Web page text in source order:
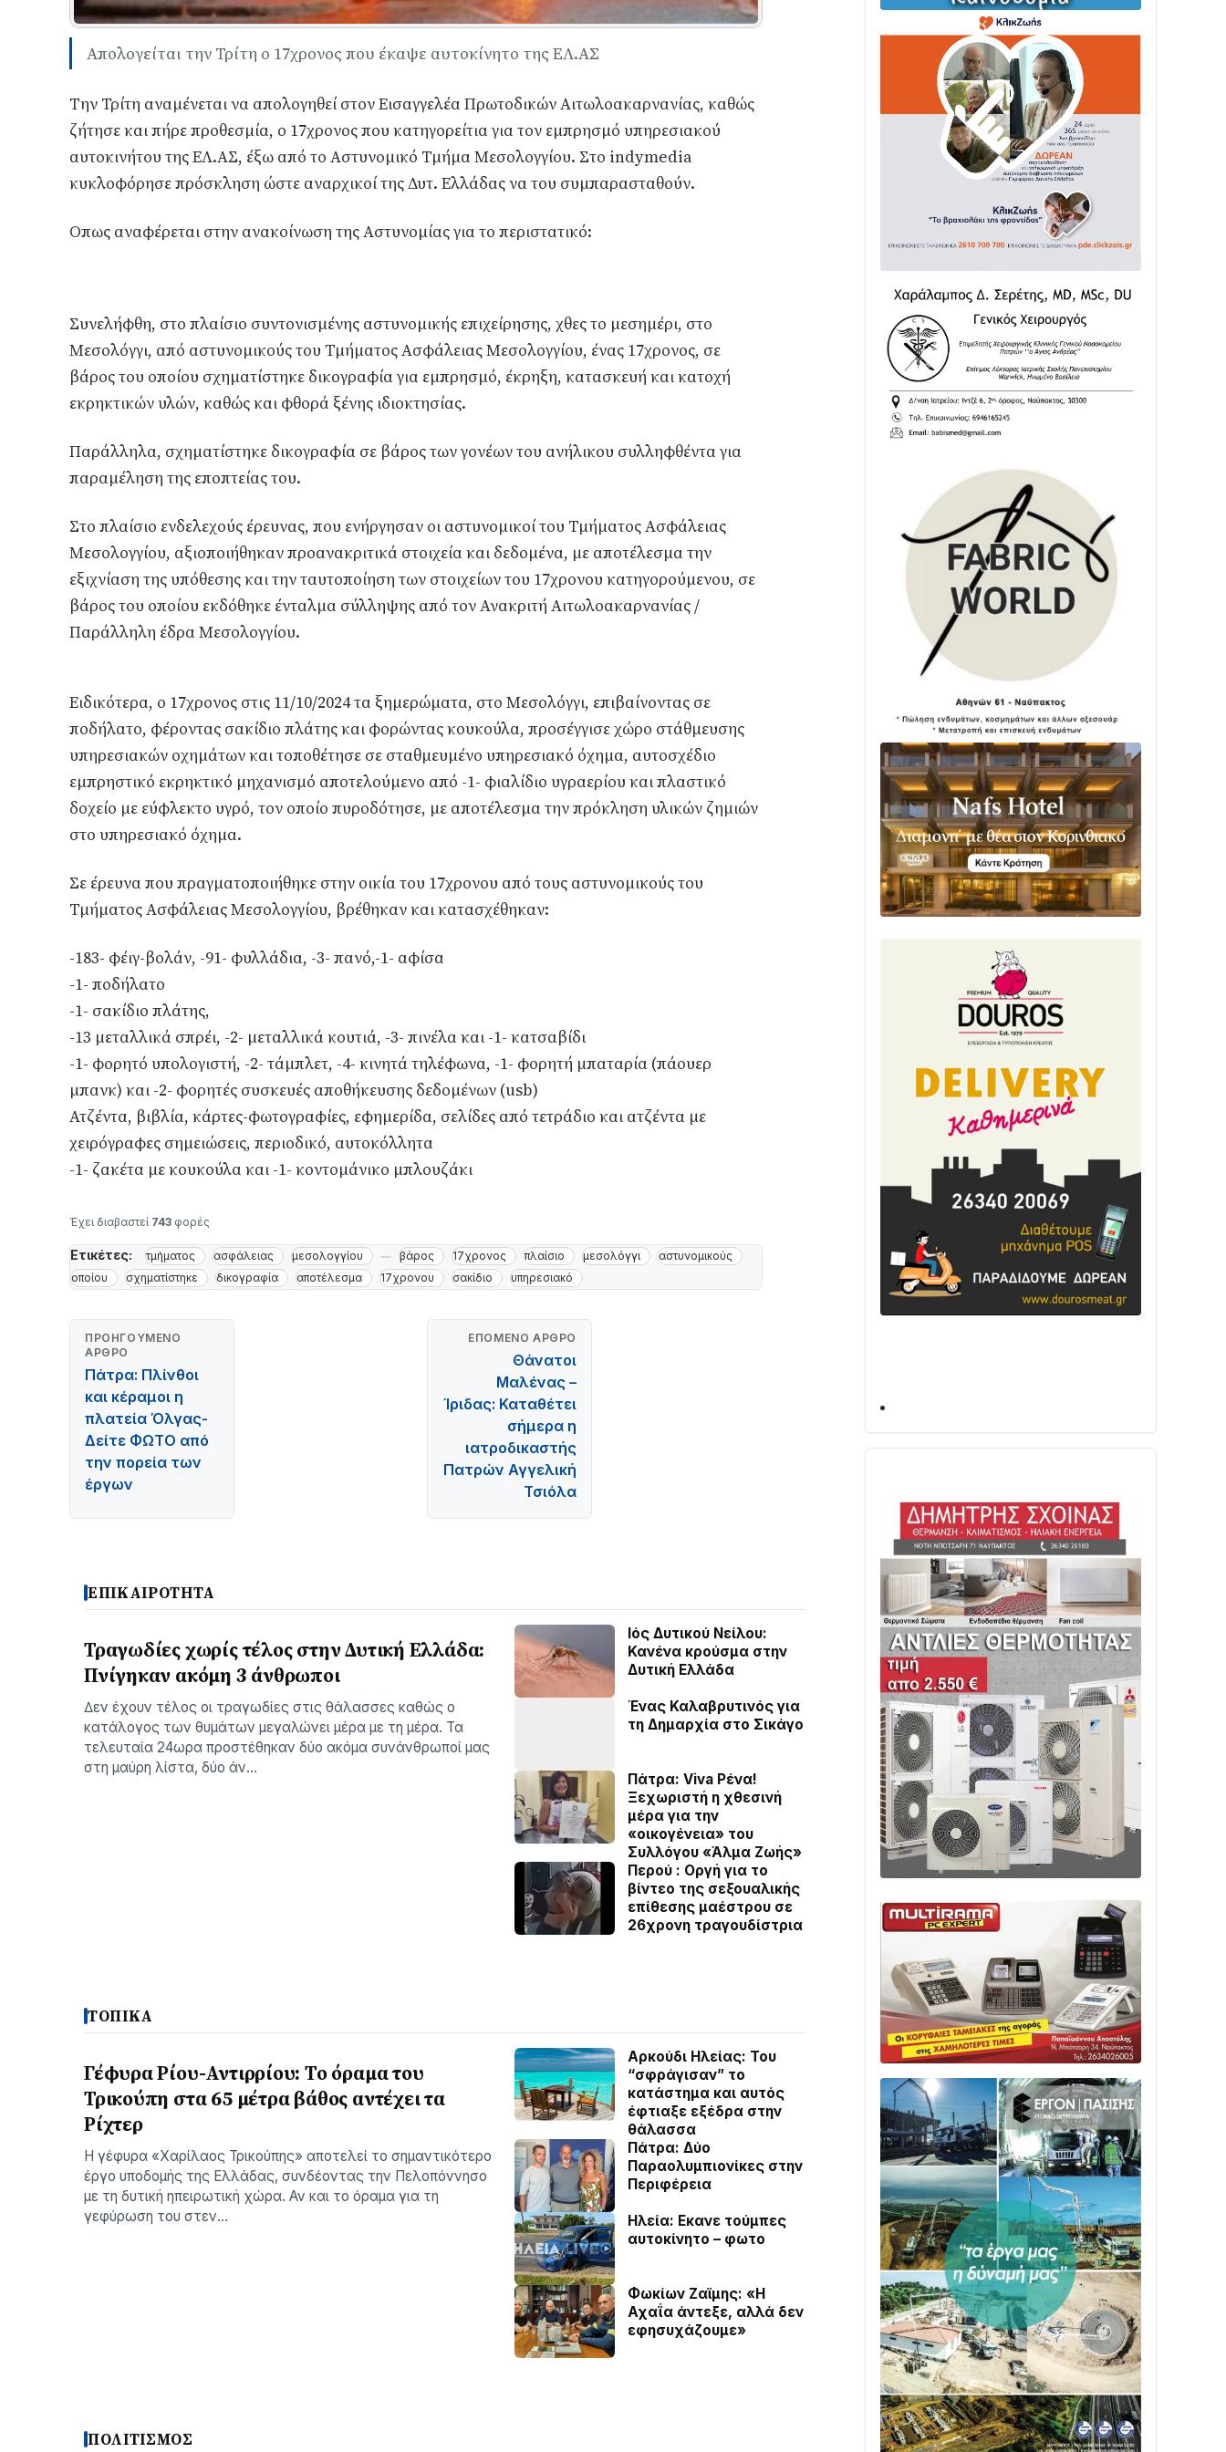
Απολογείται την Τρίτη ο 17χρονος που έκαψε αυτοκίνητο της ΕΛ.ΑΣ
Την Τρίτη αναμένεται να απολογηθεί στον Εισαγγελέα Πρωτοδικών Αιτωλοακαρνανίας, καθώς
ζήτησε και πήρε προθεσμία, ο 17χρονος που κατηγορείτια για τον εμπρησμό υπηρεσιακού
αυτοκινήτου της ΕΛ.ΑΣ, έξω από το Αστυνομικό Τμήμα Μεσολογγίου. Στο indymedia
κυκλοφόρησε πρόσκληση ώστε αναρχικοί της Δυτ. Ελλάδας να του συμπαρασταθούν.
Οπως αναφέρεται στην ανακοίνωση της Αστυνομίας για το περιστατικό:
Συνελήφθη, στο πλαίσιο συντονισμένης αστυνομικής επιχείρησης, χθες το μεσημέρι, στο
Μεσολόγγι, από αστυνομικούς του Τμήματος Ασφάλειας Μεσολογγίου, ένας 17χρονος, σε
βάρος του οποίου σχηματίστηκε δικογραφία για εμπρησμό, έκρηξη, κατασκευή και κατοχή
εκρηκτικών υλών, καθώς και φθορά ξένης ιδιοκτησίας.
Παράλληλα, σχηματίστηκε δικογραφία σε βάρος των γονέων του ανήλικου συλληφθέντα για
παραμέληση της εποπτείας του.
Στο πλαίσιο ενδελεχούς έρευνας, που ενήργησαν οι αστυνομικοί του Τμήματος Ασφάλειας
Μεσολογγίου, αξιοποιήθηκαν προανακριτικά στοιχεία και δεδομένα, με αποτέλεσμα την
εξιχνίαση της υπόθεσης και την ταυτοποίηση των στοιχείων του 17χρονου κατηγορούμενου, σε
βάρος του οποίου εκδόθηκε ένταλμα σύλληψης από τον Ανακριτή Αιτωλοακαρνανίας /
Παράλληλη έδρα Μεσολογγίου.
Ειδικότερα, ο 17χρονος στις 11/10/2024 τα ξημερώματα, στο Μεσολόγγι, επιβαίνοντας σε
ποδήλατο, φέροντας σακίδιο πλάτης και φορώντας κουκούλα, προσέγγισε χώρο στάθμευσης
υπηρεσιακών οχημάτων και τοποθέτησε σε σταθμευμένο υπηρεσιακό όχημα, αυτοσχέδιο
εμπρηστικό εκρηκτικό μηχανισμό αποτελούμενο από -1- φιαλίδιο υγραερίου και πλαστικό
δοχείο με εύφλεκτο υγρό, τον οποίο πυροδότησε, με αποτέλεσμα την πρόκληση υλικών ζημιών
στο υπηρεσιακό όχημα.
Σε έρευνα που πραγματοποιήθηκε στην οικία του 17χρονου από τους αστυνομικούς του
Τμήματος Ασφάλειας Μεσολογγίου, βρέθηκαν και κατασχέθηκαν:
-183- φέιγ-βολάν, -91- φυλλάδια, -3- πανό,-1- αφίσα
-1- ποδήλατο
-1- σακίδιο πλάτης,
-13 μεταλλικά σπρέι, -2- μεταλλικά κουτιά, -3- πινέλα και -1- κατσαβίδι
-1- φορητό υπολογιστή, -2- τάμπλετ, -4- κινητά τηλέφωνα, -1- φορητή μπαταρία (πάουερ
μπανκ) και -2- φορητές συσκευές αποθήκευσης δεδομένων (usb)
Ατζέντα, βιβλία, κάρτες-φωτογραφίες, εφημερίδα, σελίδες από τετράδιο και ατζέντα με
χειρόγραφες σημειώσεις, περιοδικό, αυτοκόλλητα
-1- ζακέτα με κουκούλα και -1- κοντομάνικο μπλουζάκι
Έχει διαβαστεί 743 φορές
Ετικέτες: τμήματος ασφάλειας μεσολογγίου βάρος 17χρονος πλαίσιο μεσολόγγι
αστυνομικούς
οποίου
σχηματίστηκε δικογραφία αποτέλεσμα 17χρονου σακίδιο υπηρεσιακό
ΠΡΟΗΓΟΎΜΕΝΟ
ΆΡΘΡΟ
Πάτρα: Πλίνθοι
και κέραμοι η
πλατεία Όλγας-
Δείτε ΦΩΤΟ από
την πορεία των
έργων
ΕΠΌΜΕΝΟ ΆΡΘΡΟ
Θάνατοι
Μαλένας –
Ίριδας: Καταθέτει
σήμερα η
ιατροδικαστής
Πατρών Αγγελική
Τσιόλα
ΕΠΙΚΑΙΡΟΤΗΤΑ
Τραγωδίες χωρίς τέλος στην Δυτική Ελλάδα:
Πνίγηκαν ακόμη 3 άνθρωποι
∆εν έχουν τέλος οι τραγωδίες στις θάλασσες καθώς ο
κατάλογος των θυµάτων µεγαλώνει µέρα µε τη µέρα. Τα
τελευταία 24ωρα προστέθηκαν δύο ακόµα συνάνθρωποί µας
στη µαύρη λίστα, δύο άν…
Ιός Δυτικού Νείλου:
Κανένα κρούσμα στην
Δυτική Ελλάδα
Ένας Καλαβρυτινός για
τη Δημαρχία στο Σικάγο
Πάτρα: Viva Ρένα!
Ξεχωριστή η χθεσινή
μέρα για την
«οικογένεια» του
Συλλόγου «Άλμα Ζωής»
Περού : Οργή για το
βίντεο της σεξουαλικής
επίθεσης μαέστρου σε
26χρονη τραγουδίστρια
ΤΟΠΙΚΑ
Γέφυρα Ρίου-Αντιρρίου: Το όραμα του
Τρικούπη στα 65 μέτρα βάθος αντέχει τα
Ρίχτερ
Η γέφυρα «Χαρίλαος Τρικούπης» αποτελεί το σημαντικότερο
έργο υποδομής της Ελλάδας, συνδέοντας την Πελοπόννησο
με τη δυτική ηπειρωτική χώρα. Αν και το όραμα για τη
γεφύρωση του στεν…
Αρκούδι Ηλείας: Του
“σφράγισαν” το
κατάστημα και αυτός
έφτιαξε εξέδρα στην
θάλασσα
Πάτρα: Δύο
Παραολυμπιονίκες στην
Περιφέρεια
Ηλεία: Εκανε τούμπες
αυτοκίνητο – φωτο
Φωκίων Ζαϊμης: «Η
Αχαΐα άντεξε, αλλά δεν
εφησυχάζουµε»
ΠΟΛΙΤΙΣΜΟΣ